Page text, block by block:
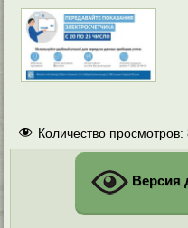
Количество просмотров:
Версия